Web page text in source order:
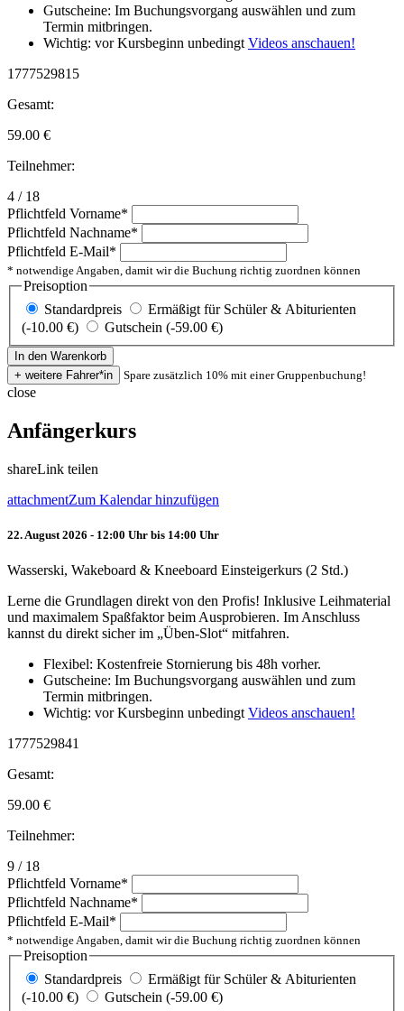
Gutscheine: Im Buchungsvorgang auswählen und zum
Termin mitbringen.
Wichtig: vor Kursbeginn unbedingtVideos anschauen!
1777529815
Gesamt:
59.00 €
Teilnehmer:
4 / 18
Pflichtfeld Vorname*
Pflichtfeld Nachname*
Pflichtfeld E-Mail*
* notwendige Angaben, damit wir die Buchung richtig zuordnen können
Preisoption
Standardpreis
Ermäßigt für Schüler & Abiturienten
(-10.00 €)
Gutschein (-59.00 €)
Spare zusätzlich 10% mit einer Gruppenbuchung!
close
Anfängerkurs
shareLink teilen
attachmentZum Kalendar hinzufügen
22. August 2026 - 12:00 Uhr bis 14:00 Uhr
Wasserski, Wakeboard & Kneeboard Einsteigerkurs (2 Std.)
Lerne die Grundlagen direkt von den Profis! Inklusive Leihmaterial
und maximalem Spaßfaktor beim Ausprobieren. Im Anschluss
kannst du direkt sicher im „Üben-Slot“ mitfahren.
Flexibel: Kostenfreie Stornierung bis 48h vorher.
Gutscheine: Im Buchungsvorgang auswählen und zum
Termin mitbringen.
Wichtig: vor Kursbeginn unbedingt Videos anschauen!
1777529841
Gesamt:
59.00 €
Teilnehmer:
9 / 18
Pflichtfeld Vorname*
Pflichtfeld Nachname*
Pflichtfeld E-Mail*
* notwendige Angaben, damit wir die Buchung richtig zuordnen können
Preisoption
Standardpreis
Ermäßigt für Schüler & Abiturienten
(-10.00 €)
Gutschein (-59.00 €)